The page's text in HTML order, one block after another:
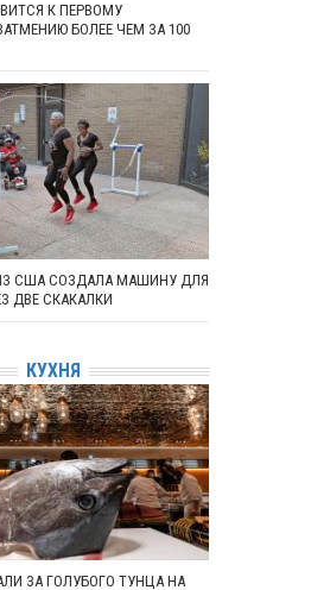
К ПЕРВОМУ
БОЛЕЕ ЧЕМ ЗА 100
США СОЗДАЛА МАШИНУ ДЛЯ
ДВЕ СКАКАЛКИ
КУХНЯ
ЗА ГОЛУБОГО ТУНЦА НА